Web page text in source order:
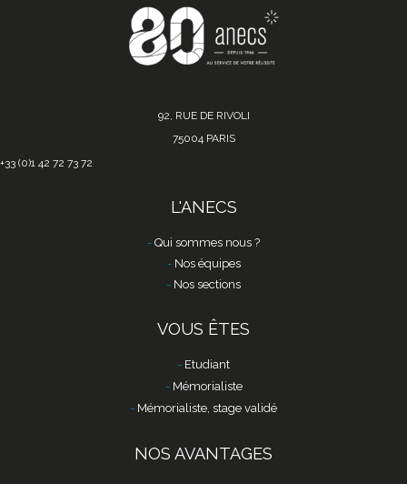
92, RUE DE RIVOLI
75004 PARIS
+33 (0)1 42 72 73 72
L'ANECS
Qui sommes nous ?
Nos équipes
Nos sections
VOUS ÊTES
Etudiant
Mémorialiste
Mémorialiste, stage validé
NOS AVANTAGES